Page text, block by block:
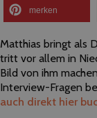
merken
Matthias bringt als
tritt vor allem in
Bild von ihm
Interview-Fragen
auch direkt hier